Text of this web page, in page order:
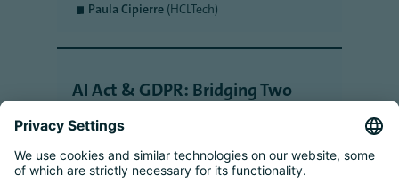
Paula Cipierre (HCLTech)
AI Act & GDPR: Bridging Two
Regulatory Frameworks
30 September 2026